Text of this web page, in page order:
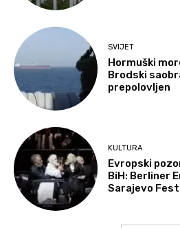
SVIJET
Hormuški
Brodski
prepolovljen
KULTURA
Evropski
BiH: Berliner
Sarajevo